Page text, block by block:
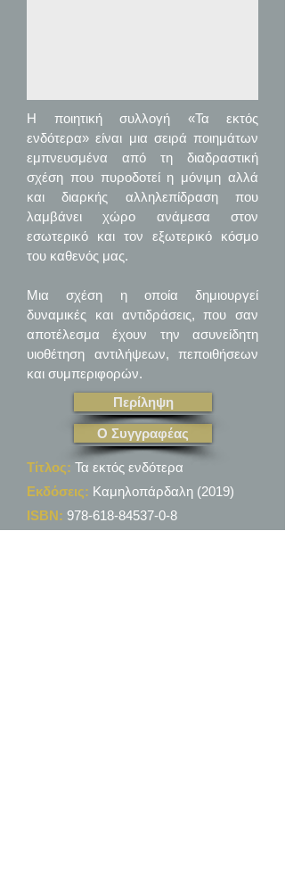
H ποιητική συλλογή «Τα εκτός
ενδότερα» είναι μια σειρά ποιημάτων
εμπνευσμένα από τη διαδραστική
σχέση που πυροδοτεί η μόνιμη αλλά
και διαρκής αλληλεπίδραση που
λαμβάνει χώρο ανάμεσα στον
εσωτερικό και τον εξωτερικό κόσμο
του καθενός μας.
Μια σχέση η οποία δημιουργεί
δυναμικές και αντιδράσεις, που σαν
αποτέλεσμα έχουν την ασυνείδητη
υιοθέτηση αντιλήψεων, πεποιθήσεων
και συμπεριφορών.
Περίληψη
Ο Συγγραφέας
Τίτλος: Τα εκτός ενδότερα
Εκδόσεις: Καμηλοπάρδαλη (2019)
ISBN: 978-618-84537-0-8